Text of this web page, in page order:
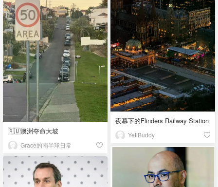
夜幕下的Flinders Railway Station
YetiBuddy
🇦🇺澳洲夺命大坡
Grace的南半球日常